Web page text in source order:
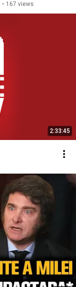
• 167 views
2:33:45